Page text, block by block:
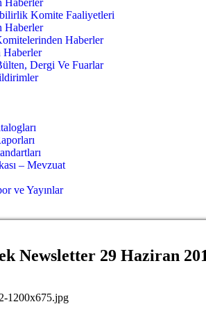
Haberler
Komite Faaliyetleri
Haberler
Haberler
Haberler
Dergi Ve Fuarlar
– Mevzuat
ve Yayınlar
Newsletter 29 Haziran